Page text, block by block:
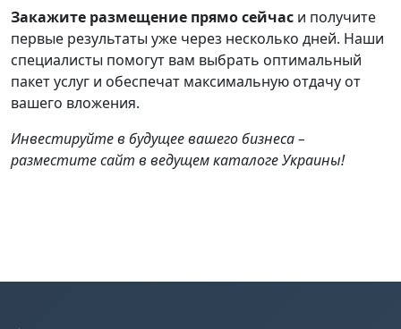
Закажите размещение прямо сейчас и получите
первые результаты уже через несколько дней. Наши
специалисты помогут вам выбрать оптимальный
пакет услуг и обеспечат максимальную отдачу от
вашего вложения.
Инвестируйте в будущее вашего бизнеса –
разместите сайт в ведущем каталоге Украины!